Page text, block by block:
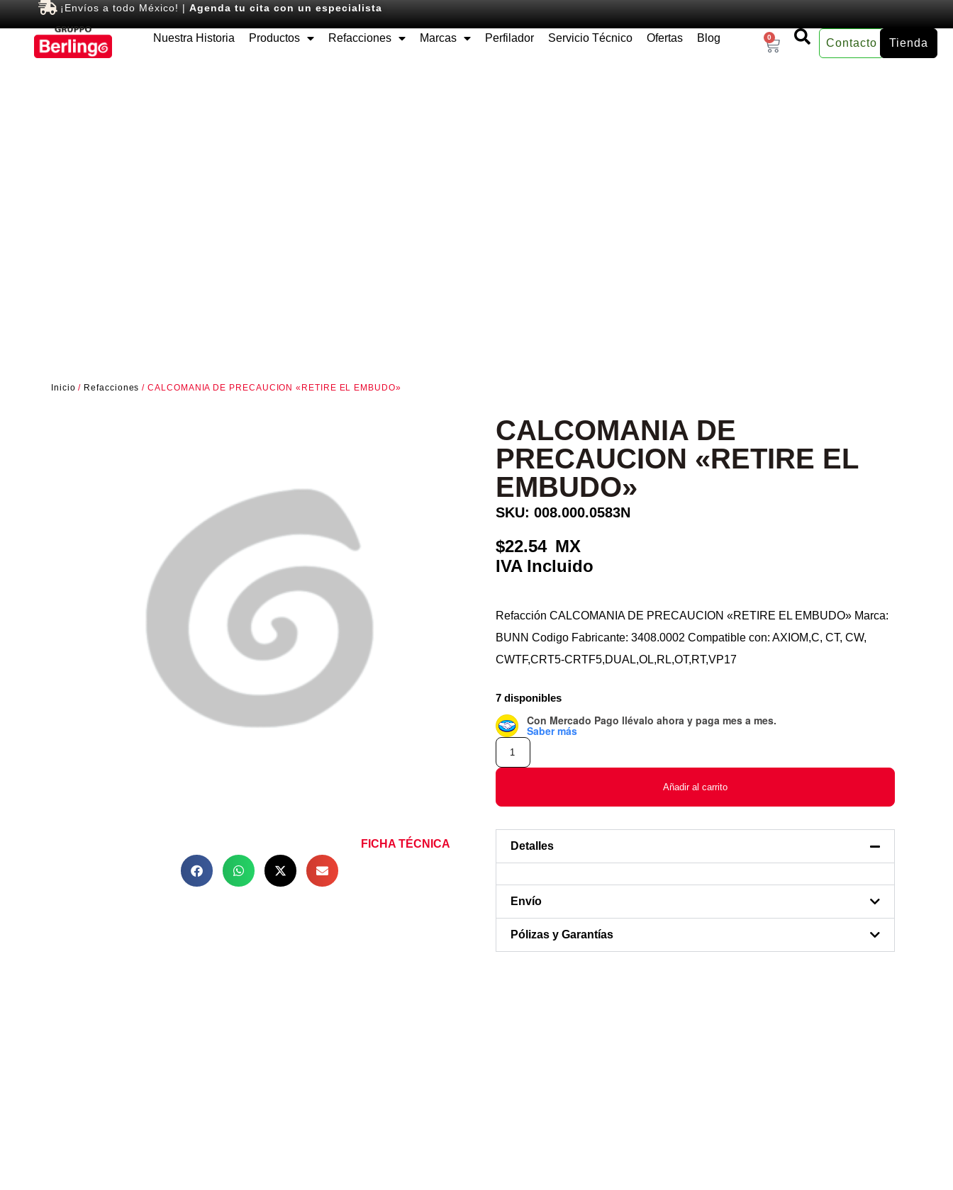
¡Envíos a todo México! | Agenda tu cita con un especialista
Nuestra Historia Productos Refacciones Marcas Perfilador Servicio Técnico Ofertas Blog 0 Contacto Tienda
Inicio / Refacciones / CALCOMANIA DE PRECAUCION «RETIRE EL EMBUDO»
FICHA TÉCNICA
CALCOMANIA DE
PRECAUCION «RETIRE EL
EMBUDO»
SKU: 008.000.0583N
22.54
Refacción CALCOMANIA DE PRECAUCION «RETIRE EL EMBUDO» Marca:
BUNN Codigo Fabricante: 3408.0002 Compatible con: AXIOM,C, CT, CW,
CWTF,CRT5-CRTF5,DUAL,OL,RL,OT,RT,VP17
7 disponibles
Con Mercado Pago llévalo ahora y paga mes a mes.
Saber más
Añadir al carrito
Detalles
Envío
Pólizas y Garantías
Equipos